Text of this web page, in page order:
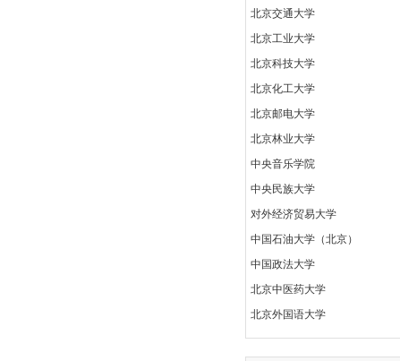
北京交通大学
北京工业大学
北京科技大学
北京化工大学
北京邮电大学
北京林业大学
中央音乐学院
中央民族大学
对外经济贸易大学
中国石油大学（北京）
中国政法大学
北京中医药大学
北京外国语大学